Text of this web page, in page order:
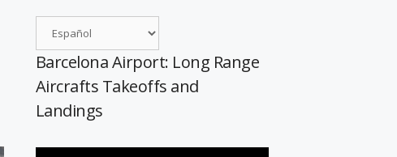
Barcelona Airport: Long Range
Aircrafts Takeoffs and
Landings